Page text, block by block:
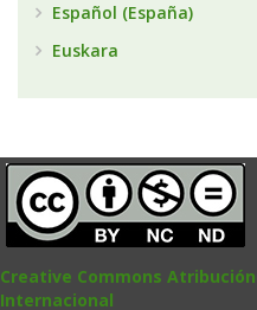
Español (España)
Euskara
Creative Commons
Internacional